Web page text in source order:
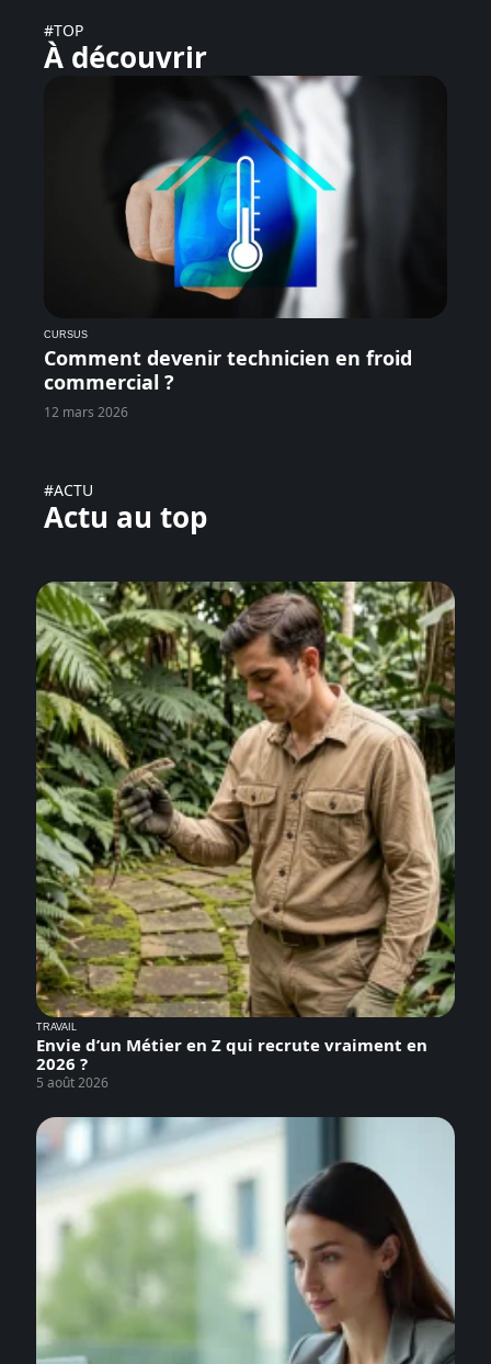
#TOP
À découvrir
CURSUS
Comment devenir technicien en froid
commercial ?
12 mars 2026
#ACTU
Actu au top
TRAVAIL
Envie d’un Métier en Z qui recrute vraiment en
2026 ?
5 août 2026